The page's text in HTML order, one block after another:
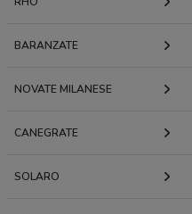
BARANZATE
NOVATE MILANESE
CANEGRATE
SOLARO